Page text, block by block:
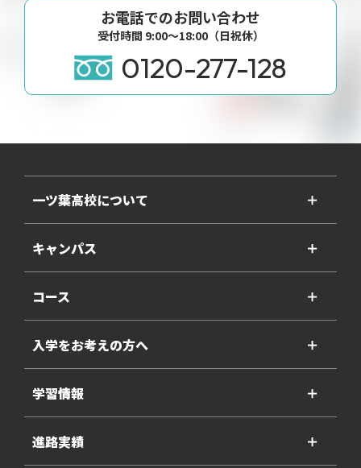
お電話でのお問い合わせ
受付時間 9:00〜18:00（日祝休）
0120-277-128
一ツ葉高校について ＋
キャンパス ＋
コース ＋
入学をお考えの方へ ＋
学習情報 ＋
進路実績 ＋